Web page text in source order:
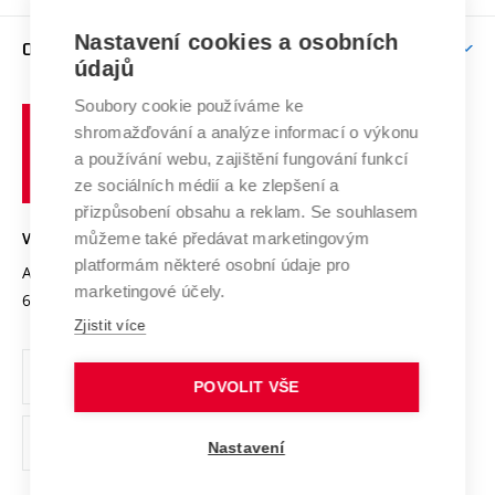
E-přihláška
Závěrečné práce
Doktorské studium
Studium bez bariér
Podpora podnikání
Mezinárodní vědecká rada
Systém zajišťování kvality výzkumu
Výzkumné infrastruktury
Transfer znalostí
Open Science
Projekty
Projekty ze strukturálních fondů
Specifický výzkum
Zahraniční spolupráce
Spolupráce se školami
Služby univerzity
Mezinárodní dohody
Univerzitní sítě
O UNIVERZITĚ
Profil univerzity
Udržitelná univerzita
Podnikavá univerzita / ContriBUTe
Bezpečná univerzita
Vyznamenání
Organizační struktura
Ochrana osobních údajů
odkaz)
učení
technické
VYSOKÉ UČENÍ TECHNICKÉ V BRNĚ
Antonínská 548/1
602 00 Brno
www.vut.cz
vut@vutbr.cz
Nastavení cookies a osobních
údajů
Soubory cookie používáme ke
shromažďování a analýze informací o výkonu
a používání webu, zajištění fungování funkcí
ze sociálních médií a ke zlepšení a
přizpůsobení obsahu a reklam. Se souhlasem
můžeme také předávat marketingovým
platformám některé osobní údaje pro
marketingové účely.
Zjistit více
POVOLIT VŠE
Nastavení